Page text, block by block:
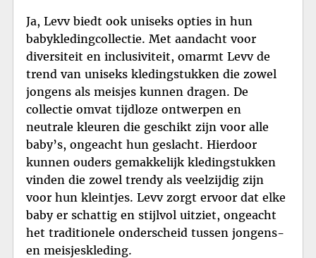
Ja, Levv biedt ook uniseks opties in hun
babykledingcollectie. Met aandacht voor
diversiteit en inclusiviteit, omarmt Levv de
trend van uniseks kledingstukken die zowel
jongens als meisjes kunnen dragen. De
collectie omvat tijdloze ontwerpen en
neutrale kleuren die geschikt zijn voor alle
baby’s, ongeacht hun geslacht. Hierdoor
kunnen ouders gemakkelijk kledingstukken
vinden die zowel trendy als veelzijdig zijn
voor hun kleintjes. Levv zorgt ervoor dat elke
baby er schattig en stijlvol uitziet, ongeacht
het traditionele onderscheid tussen jongens-
en meisjeskleding.